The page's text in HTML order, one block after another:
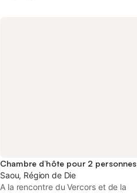
Chambre d’hôte pour 2 personnes
Saou, Région de Die
A la rencontre du Vercors et de la